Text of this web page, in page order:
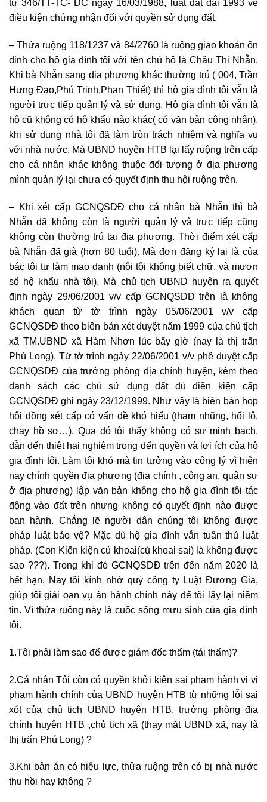
tư 346/TT-TC- ĐC ngày 16/03/1988, luật đất đai 1993 về
điều kiện chứng nhận đối với quyền sử dụng đất.
– Thửa ruộng 118/1237 và 84/2760 là ruộng giao khoán ổn
định cho hộ gia đình tôi với tên chủ hộ là Châu Thị Nhẫn.
Khi bà Nhẫn sang địa phương khác thường trú ( 004, Trần
Hưng Đạo,Phú Trinh,Phan Thiết) thì hộ gia đình tôi vẫn là
người trực tiếp quản lý và sử dụng. Hộ gia đình tôi vẫn là
hộ cũ không có hộ khẩu nào khác( có văn bản công nhận),
khi sử dụng nhà tôi đã làm tròn trách nhiệm và nghĩa vụ
với nhà nước. Mà UBND huyện HTB lại lấy ruộng trên cấp
cho cá nhân khác không thuộc đối tượng ở địa phương
mình quản lý lại chưa có quyết định thu hội ruộng trên.
– Khi xét cấp GCNQSDĐ cho cá nhân bà Nhẫn thì bà
Nhẫn đã không còn là người quản lý và trực tiếp cũng
không còn thường trú tại địa phương. Thời điểm xét cấp
bà Nhẫn đã già (hơn 80 tuổi). Mà đơn đăng ký lại là của
bác tôi tự làm mạo danh (nội tôi không biết chữ, và mượn
sổ hộ khẩu nhà tôi). Mà chủ tịch UBND huyện ra quyết
định ngày 29/06/2001 v/v cấp GCNQSDĐ trên là không
khách quan từ tờ trình ngày 05/06/2001 v/v cấp
GCNQSDĐ theo biên bản xét duyệt năm 1999 của chủ tịch
xã TM.UBND xã Hàm Nhơn lúc bấy giờ (nay là thị trấn
Phú Long). Từ tờ trình ngày 22/06/2001 v/v phê duyệt cấp
GCNQSDĐ của trưởng phòng địa chính huyện, kèm theo
danh sách các chủ sử dụng đất đủ điền kiện cấp
GCNQSDĐ ghi ngày 23/12/1999. Như vậy là biên bản họp
hội đồng xét cấp có vấn đề khó hiểu (tham nhũng, hối lộ,
chạy hồ sơ…). Qua đó tôi thấy không có sự minh bạch,
dẫn đến thiệt hại nghiêm trọng đến quyền và lợi ích của hộ
gia đình tôi. Làm tôi khó mà tin tưởng vào công lý vì hiện
nay chính quyền địa phương (địa chính , công an, quân sự
ở địa phương) lập văn bản không cho hộ gia đình tôi tác
động vào đất trên nhưng không có quyết định nào được
ban hành. Chẳng lẽ người dân chúng tôi không được
pháp luật bảo vệ? Mặc dù hộ gia đình vẫn tuân thủ luật
pháp. (Con Kiến kiện củ khoai(củ khoai sai) là không được
sao ???). Trong khi đó GCNQSDĐ trên đến năm 2020 là
hết hạn. Nay tôi kính nhờ quý công ty Luật Đương Gia,
giúp tôi giải oan vụ án hành chính này để tôi lấy lại niềm
tin. Vì thửa ruộng này là cuộc sống mưu sinh của gia đình
tôi.
1.Tôi phải làm sao để được giám đốc thẩm (tái thẩm)?
2.Cá nhân Tôi còn có quyền khởi kiện sai phạm hành vi vi
phạm hành chính của UBND huyện HTB từ những lỗi sai
xót của chủ tịch UBND huyện HTB, trưởng phòng địa
chính huyện HTB ,chủ tịch xã (thay mặt UBND xã, nay là
thị trấn Phú Long) ?
3.Khi bản án có hiệu lực, thửa ruộng trên có bị nhà nước
thu hồi hay không ?